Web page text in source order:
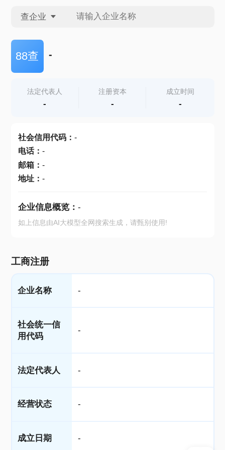
查企业
查企业
查产地
88查 -
法定代表人
-
注册资本
-
成立时间
-
社会信用代码： -
电话： -
邮箱： -
地址： -
企业信息概览： -
如上信息由AI大模型全网搜索生成，请甄别使用!
工商注册
企业名称 -
社会统一信
用代码
-
法定代表人 -
经营状态 -
成立日期 -